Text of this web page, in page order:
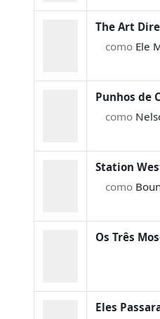
The Art
como Ele
Punhos de
como
Station
como
Os Três
Eles